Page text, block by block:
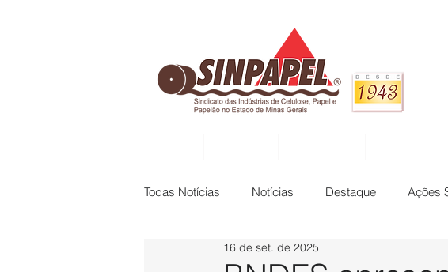
Todas Notícias Notícias Destaque Ações
16 de set. de 2025